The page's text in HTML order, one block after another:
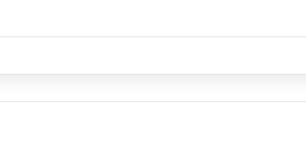
Eleganz und Nachhaltigkeit für Ihr Zuhause